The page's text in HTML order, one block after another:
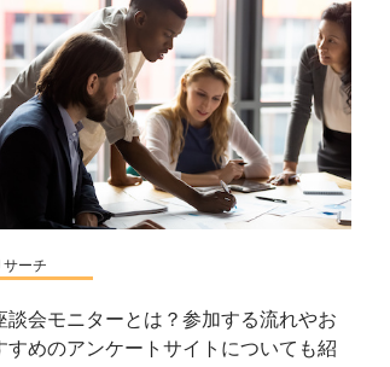
サーチ
談会モニターとは？参加する流れやお
すめのアンケートサイトについても紹